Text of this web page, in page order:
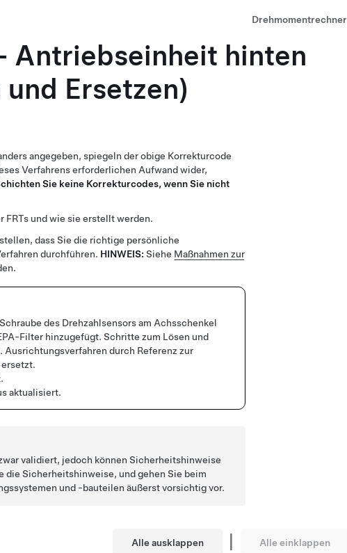
Drehmomentrechner
Antriebseinheit hinten
Ersetzen)
angegeben, spiegeln der obige Korrekturcode
Verfahrens erforderlichen Aufwand wider,
Sie keine Korrekturcodes, wenn Sie nicht
FRTs und wie sie erstellt werden.
dass Sie die richtige persönliche
durchführen. HINWEIS: Siehe Maßnahmen zur
des Drehzahlsensors am Achsschenkel
Filter hinzugefügt. Schritte zum Lösen und
durch Referenz zur
aktualisiert.
validiert, jedoch können Sicherheitshinweise
die Sicherheitshinweise, und gehen Sie beim
und -bauteilen äußerst vorsichtig vor.
Alle ausklappen | Alle einklappen